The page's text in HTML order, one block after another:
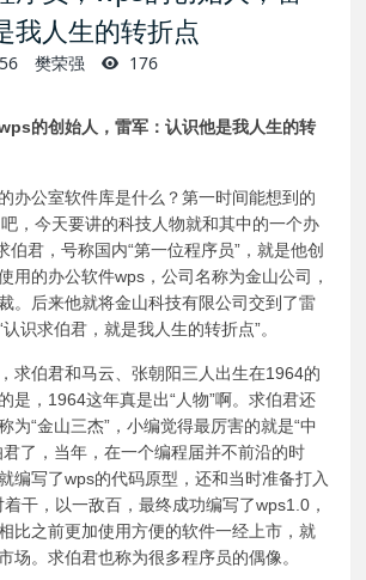
我人生的转折点
樊荣强 176
的创始人，雷军：认识他是我人生的转
办公室软件库是什么？第一时间能想到的
，今天要讲的科技人物就和其中的一个办
伯君，号称国内“第一位程序员”，就是他创
用的办公软件wps，公司名称为金山公司，
。后来他就将金山科技有限公司交到了雷
识求伯君，就是我人生的转折点”。
求伯君和马云、张朝阳三人出生在1964的
是，1964这年真是出“人物”啊。求伯君还
为“金山三杰”，小编觉得最厉害的就是“中
君了，当年，在一个编程届并不前沿的时
编写了wps的代码原型，还和当时准备打入
干，以一敌百，最终成功编写了wps1.0，
比之前更加使用方便的软件一经上市，就
场。求伯君也称为很多程序员的偶像。